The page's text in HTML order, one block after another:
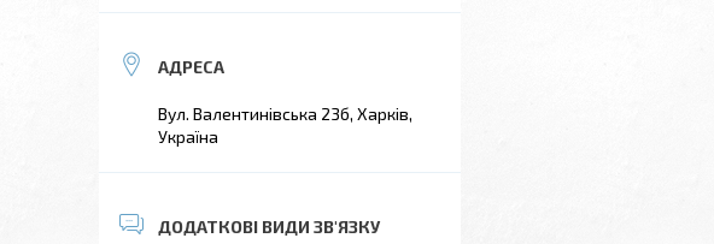
Вул. Валентинівська 23б, Харків,
Україна